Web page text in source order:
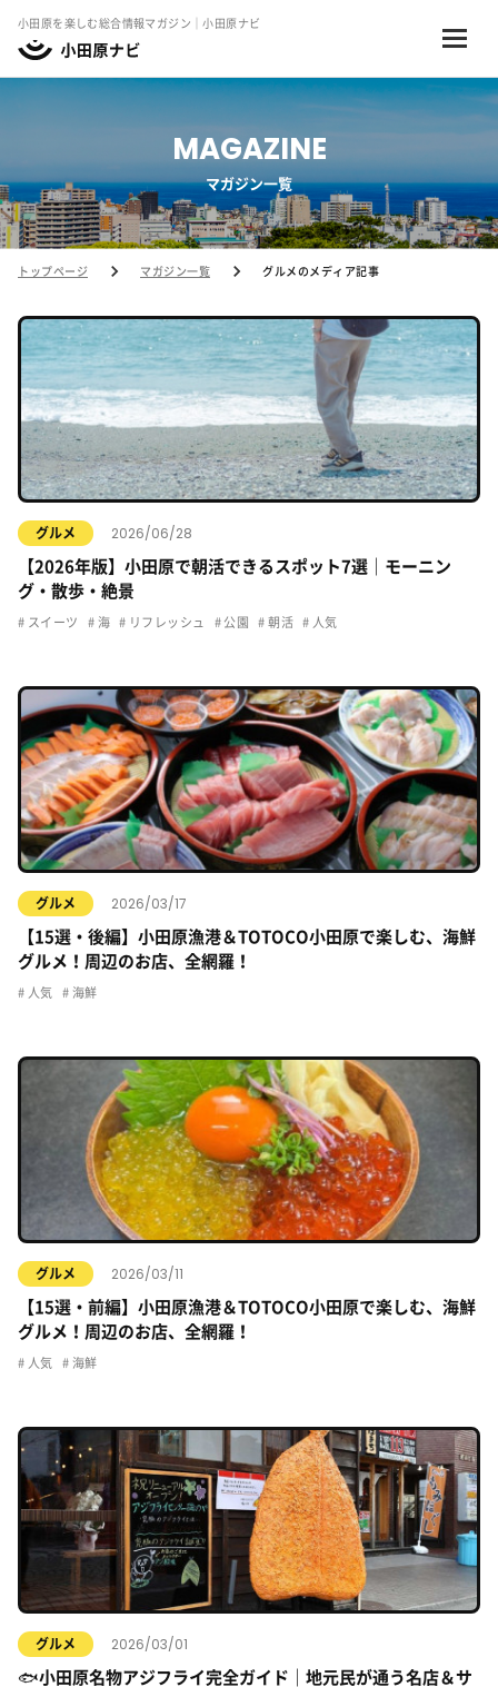
小田原を楽しむ総合情報マガジン｜小田原ナビ
MAGAZINE
マガジン一覧
トップページ マガジン一覧 グルメのメディア記事
グルメ 2026/06/28
【2026年版】小田原で朝活できるスポット7選｜モーニン
グ・散歩・絶景
スイーツ 海 リフレッシュ 公園 朝活 人気
グルメ 2026/03/17
【15選・後編】小田原漁港＆TOTOCO小田原で楽しむ、海鮮
グルメ！周辺のお店、全網羅！
人気 海鮮
グルメ 2026/03/11
【15選・前編】小田原漁港＆TOTOCO小田原で楽しむ、海鮮
グルメ！周辺のお店、全網羅！
人気 海鮮
グルメ 2026/03/01
🐟小田原名物アジフライ完全ガイド｜地元民が通う名店＆サ